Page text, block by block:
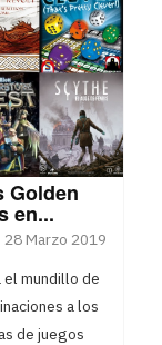
Golden
en...
28 Marzo 2019
el mundillo de
a los
de juegos